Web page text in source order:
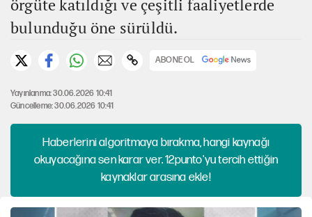
örgüte katıldığı ve çeşitli faaliyetlerde
bulunduğu öne sürüldü.
ABONE OL
Yayınlanma: 30.06.2026 10:41
Güncelleme: 30.06.2026 10:41
Haberlerini algoritmaya bırakma, hangi kaynağı
okuyacağına sen karar ver. 12punto'yu tercih ettiğin
kaynaklar arasına ekle!